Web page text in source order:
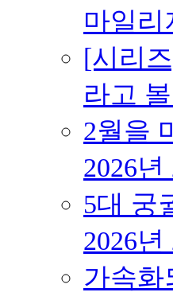
마일리
[시리
라고
2월을
2026년
5대 궁
2026년
가속화